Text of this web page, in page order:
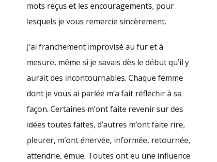
mots reçus et les encouragements, pour
lesquels je vous remercie sincèrement.
J’ai franchement improvisé au fur et à
mesure, même si je savais dès le début qu’il y
aurait des incontournables. Chaque femme
dont je vous ai parlée m’a fait réfléchir à sa
façon. Certaines m’ont faite revenir sur des
idées toutes faites, d’autres m’ont faite rire,
pleurer, m’ont énervée, informée, retournée,
attendrie, émue. Toutes ont eu une influence